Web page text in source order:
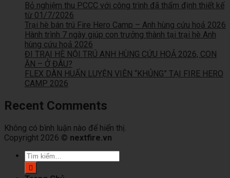
Bỏ nghiệm thu PCCC với công trình đã thẩm định thiết kế
từ 01/7/2026
Trại hè bán trú Fire Hero Camp – Anh hùng cứu hoả 2026
Hành trình 7 ngày giúp con trưởng thành tại trại hè Anh
hùng cứu hoả 2026
ĐI TRẠI HÈ NỘI TRÚ ANH HÙNG CỨU HOẢ 2026, CON
ĂN – Ở ĐÂU?
FLEX DÀN HUẤN LUYỆN VIÊN “KHỦNG” TẠI FIRE HERO
CAMP 2026
Recent Comments
Không có bình luận nào để hiển thị.
Copyright 2026 © nextfire.vn
Tìm
kiếm: